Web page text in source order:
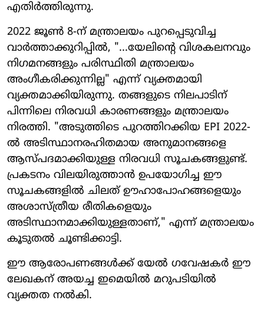
എതിർത്തിരുന്നു.
2022 ജൂൺ 8-ന് മന്ത്രാലയം പുറപ്പെടുവിച്ച
വാർത്താക്കുറിപ്പിൽ, "...യേലിന്റെ വിശകലനവും
നിഗമനങ്ങളും പരിസ്ഥിതി മന്ത്രാലയം
അംഗീകരിക്കുന്നില്ല" എന്ന് വ്യക്തമായി
വ്യക്തമാക്കിയിരുന്നു. തങ്ങളുടെ നിലപാടിന്
പിന്നിലെ നിരവധി കാരണങ്ങളും മന്ത്രാലയം
നിരത്തി. "അടുത്തിടെ പുറത്തിറക്കിയ EPI 2022-
ൽ അടിസ്ഥാനരഹിതമായ അനുമാനങ്ങളെ
ആസ്പദമാക്കിയുള്ള നിരവധി സൂചകങ്ങളുണ്ട്.
പ്രകടനം വിലയിരുത്താൻ ഉപയോഗിച്ച ഈ
സൂചകങ്ങളിൽ ചിലത് ഊഹാപോഹങ്ങളെയും
അശാസ്ത്രീയ രീതികളെയും
അടിസ്ഥാനമാക്കിയുള്ളതാണ്," എന്ന് മന്ത്രാലയം
കൂടുതൽ ചൂണ്ടിക്കാട്ടി.
ഈ ആരോപണങ്ങൾക്ക് യേൽ ഗവേഷകർ ഈ
ലേഖകന് അയച്ച ഇമെയിൽ മറുപടിയിൽ
വ്യക്തത നൽകി.